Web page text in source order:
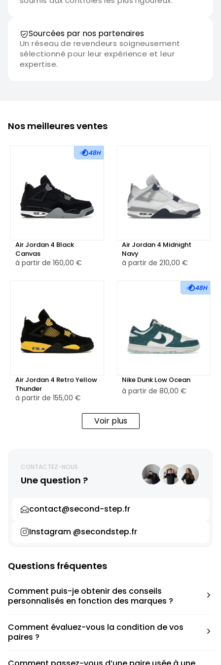
Sourcées par nos partenaires
Un réseau de revendeurs soigneusement
sélectionné pour leur expérience et leur
expertise.
Nos meilleures ventes
48H
Air Jordan 4 Black
Canvas
à partir de 160,00 €
Air Jordan 4 Midnight
Navy
à partir de 210,00 €
Air Jordan 4 Retro Yellow
Thunder
à partir de 155,00 €
48H
Nike Dunk Low Ocean
à partir de 80,00 €
Voir plus
CONTACTEZ-NOUS
Une question ?
contact@second-step.fr
Instagram @secondstep.fr
Questions fréquentes
Comment puis-je obtenir des conseils
personnalisés en fonction des marques ?
pour déterminer la taille appropriée, que ce soit une taille
en dessous, au-dessus ou correspondant à votre taille
Comment évaluez-vous la condition de vos
paires ?